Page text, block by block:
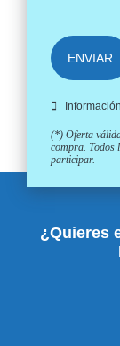
ENVIAR
(*) Oferta
compra. Todos
participar.
¿Quieres